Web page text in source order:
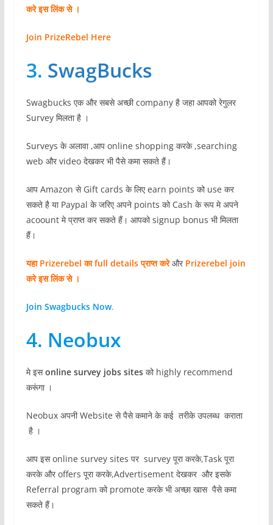
करे इस लिंक से ।
Join PrizeRebel Here
3. SwagBucks
Swagbucks एक और सबसे अच्छी company है जहा आपको रेगुलर
Survey मिलता है ।
Surveys के अलावा ,आप online shopping करके ,searching
web और video देखकर भी पैसे कमा सकते हैं।
आप Amazon से Gift cards के लिए earn points को use कर
सकते है या Paypal के जरिए अपने points को Cash के रूप मे अपने
acoount मे प्राप्त कर सकते हैं। आपको signup bonus भी मिलता
हैं।
यहा Prizerebel का full details प्राप्त करेऔर Prizerebel join
करे इस लिंक से ।
Join Swagbucks Now.
4. Neobux
मे इसonline survey jobs sitesको highly recommend
करूंगा ।
Neobux अपनी Website से पैसे कमाने के कई तरीके उपलब्ध कराता
है ।
आप इस online survey sites पर survey पूरा करके,Task पूरा
करके और offers पूरा करके,Advertisement देखकर और इसके
Referral program को promote करके भी अच्छा खास पैसे कमा
सकते हैं।